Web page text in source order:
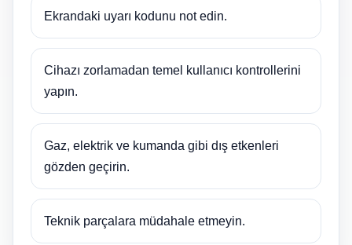
Ekrandaki uyarı kodunu not edin.
Cihazı zorlamadan temel kullanıcı kontrollerini
yapın.
Gaz, elektrik ve kumanda gibi dış etkenleri
gözden geçirin.
Teknik parçalara müdahale etmeyin.